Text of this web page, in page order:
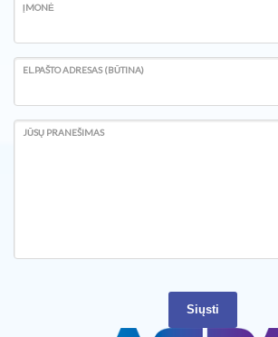
ĮMONĖ
EL.PAŠTO ADRESAS (BŪTINA)
JŪSŲ PRANEŠIMAS
Siųsti